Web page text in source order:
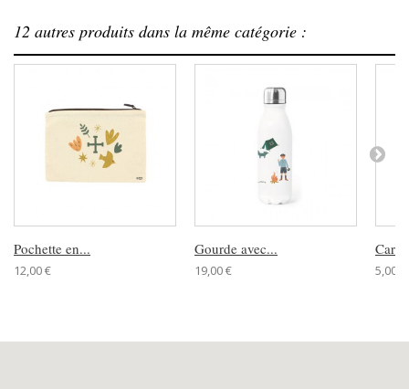
12 autres produits dans la même catégorie :
Pochette en...
12,00 €
Gourde avec...
19,00 € 5,00 €